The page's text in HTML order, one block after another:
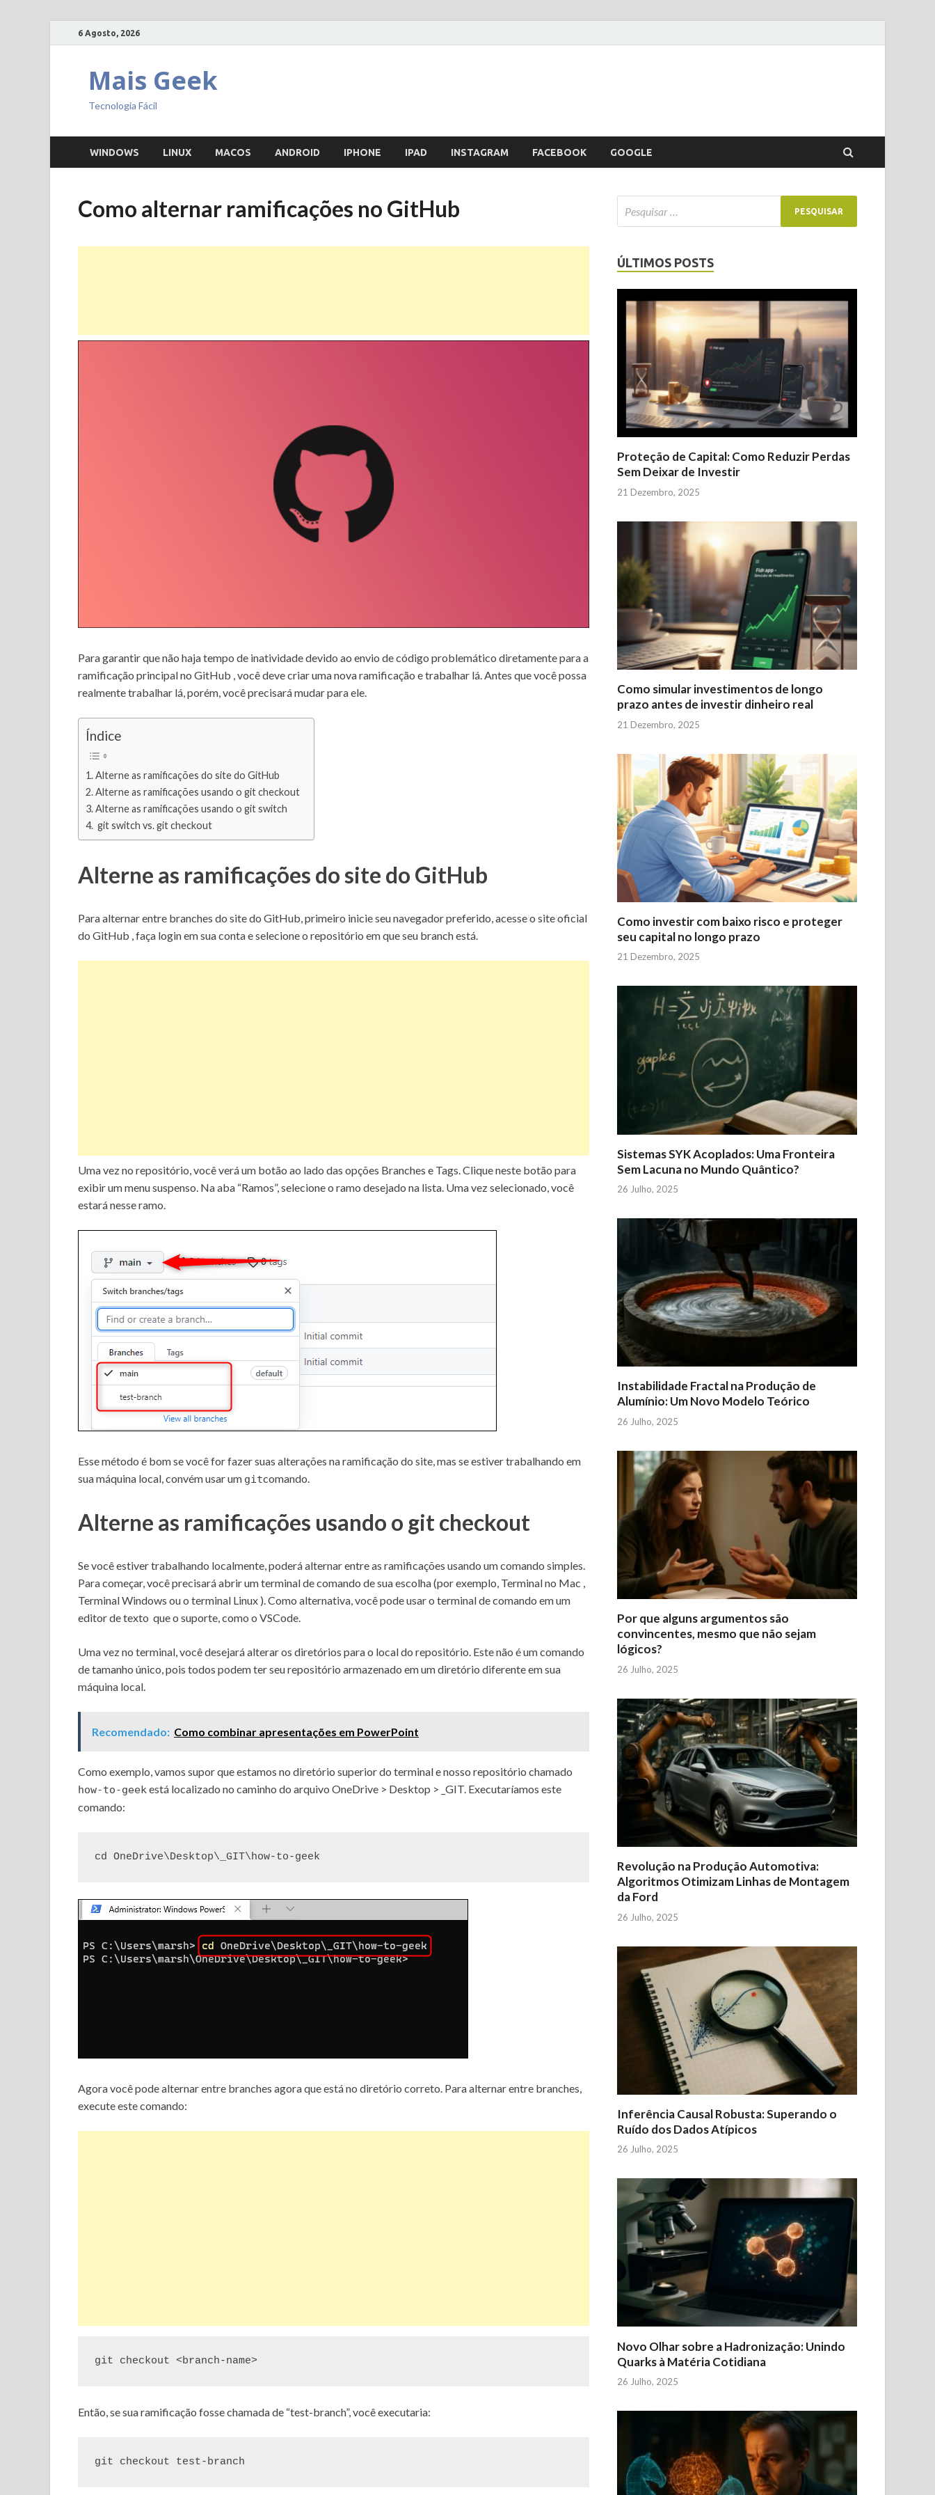
6 Agosto, 2026
Mais Geek
Tecnologia Fácil
WINDOWS LINUX MACOS ANDROID IPHONE IPAD INSTAGRAM FACEBOOK GOOGLE
Como alternar ramificações no GitHub
Para garantir que não haja tempo de inatividade devido ao envio de código problemático diretamente para a
ramificação principal no GitHub , você devecriar uma nova ramificação e trabalhar lá.Antes que você possa
realmente trabalhar lá, porém, você precisará mudar para ele.
Índice
Alterne as ramificações do site do GitHub
Alterne as ramificações usando o git checkout
Alterne as ramificações usando o git switch
git switch vs. git checkout
Alterne as ramificações do site do GitHub
Para alternar entre branches do site do GitHub, primeiro inicie seu navegador preferido, acesseo site oficial
do GitHub , faça login em sua conta e selecione o repositório em que seu branch está.
Uma vez no repositório, você verá um botão ao lado das opções Branches e Tags.Clique neste botão para
exibir um menu suspenso. Na aba “Ramos”, selecione o ramo desejado na lista. Uma vez selecionado, você
estará nesse ramo.
Esse método é bom se você for fazer suas alterações na ramificação do site, mas se estiver trabalhando em
sua máquina local, convém usar um gitcomando.
Alterne as ramificações usando o git checkout
Se você estiver trabalhando localmente, poderá alternar entre as ramificações usando um comando simples.
Para começar, você precisará abrir um terminal de comando de sua escolha (por exemplo, Terminal no Mac
Terminal Windows ouo terminal Linux ). Como alternativa, você pode usar o terminal de comando em um
editor de texto que o suporte, como o VSCode.
Uma vez no terminal, você desejaráalterar os diretórios para o local do repositório. Este não é um comando
de tamanho único, pois todos podem ter seu repositório armazenado em um diretório diferente em sua
máquina local.
Recomendado: Como combinar apresentações em PowerPoint
Como exemplo, vamos supor que estamos no diretório superior do terminal e nosso repositório chamado
how-to-geekestá localizado no caminho do arquivo OneDrive > Desktop > _GIT. Executaríamos este
comando:
cd OneDrive\Desktop\_GIT\how-to-geek
Agora você pode alternar entre branches agora que está no diretório correto. Para alternar entre branches,
execute este comando:
git checkout <branch-name>
Então, se sua ramificação fosse chamada de “test-branch”, você executaria:
git checkout test-branch
ÚLTIMOS POSTS
Proteção de Capital: Como Reduzir Perdas
Sem Deixar de Investir
21 Dezembro, 2025
Como simular investimentos de longo
prazo antes de investir dinheiro real
21 Dezembro, 2025
Como investir com baixo risco e proteger
seu capital no longo prazo
21 Dezembro, 2025
Sistemas SYK Acoplados: Uma Fronteira
Sem Lacuna no Mundo Quântico?
26 Julho, 2025
Instabilidade Fractal na Produção de
Alumínio: Um Novo Modelo Teórico
26 Julho, 2025
Por que alguns argumentos são
convincentes, mesmo que não sejam
lógicos?
26 Julho, 2025
Revolução na Produção Automotiva:
Algoritmos Otimizam Linhas de Montagem
da Ford
26 Julho, 2025
Inferência Causal Robusta: Superando o
Ruído dos Dados Atípicos
26 Julho, 2025
Novo Olhar sobre a Hadronização: Unindo
Quarks à Matéria Cotidiana
26 Julho, 2025